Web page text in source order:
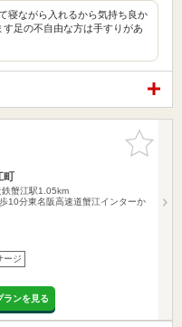
寝ながら入れるから気持ち良か
足の不自由な方は手すりがあ
お気に入
りに追加
町
鉄蟹江駅1.05km
10分東名阪高速道蟹江インターか
ージ
ランを見る